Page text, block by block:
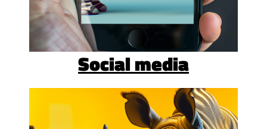
Social media